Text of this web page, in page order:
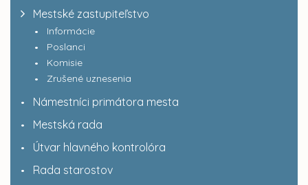
Mestské zastupiteľstvo
Informácie
Poslanci
Komisie
Zrušené uznesenia
Námestníci primátora mesta
Mestská rada
Útvar hlavného kontrolóra
Rada starostov